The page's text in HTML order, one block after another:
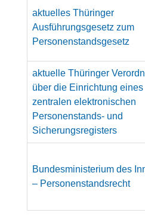
aktuelles Thüringer
Ausführungsgesetz zum
Personenstandsgesetz
aktuelle Thüringer
über die Einrichtung eines
zentralen elektronischen
Personenstands- und
Sicherungsregisters
Bundesministerium des
– Personenstandsrecht